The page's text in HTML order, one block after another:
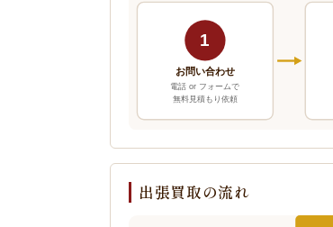
1
お問い合わせ
電話 or フォームで
無料見積もり依頼
出張買取の流れ